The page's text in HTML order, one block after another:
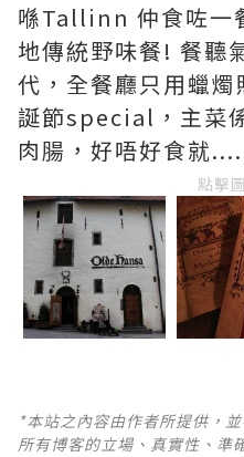
喺Tallinn 仲食咗一
地傳統野味餐! 餐聽
代，全餐廳只用蠟
誕節special，主菜
肉腸，好唔好食就
點擊
*本站之內容由作者所提供，
所有博客的立場、真實性、準